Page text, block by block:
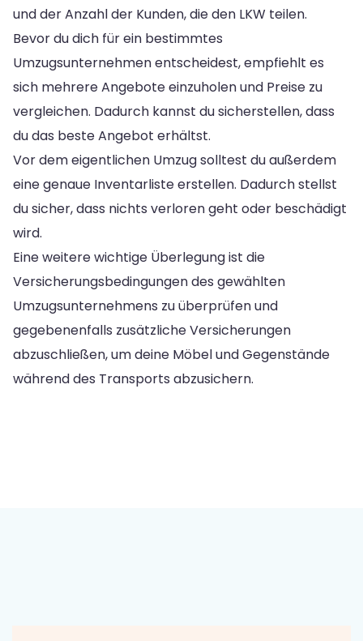
und der Anzahl der Kunden, die den LKW teilen.
Bevor du dich für ein bestimmtes
Umzugsunternehmen entscheidest, empfiehlt es
sich mehrere Angebote einzuholen und Preise zu
vergleichen. Dadurch kannst du sicherstellen, dass
du das beste Angebot erhältst.
Vor dem eigentlichen Umzug solltest du außerdem
eine genaue Inventarliste erstellen. Dadurch stellst
du sicher, dass nichts verloren geht oder beschädigt
wird.
Eine weitere wichtige Überlegung ist die
Versicherungsbedingungen des gewählten
Umzugsunternehmens zu überprüfen und
gegebenenfalls zusätzliche Versicherungen
abzuschließen, um deine Möbel und Gegenstände
während des Transports abzusichern.